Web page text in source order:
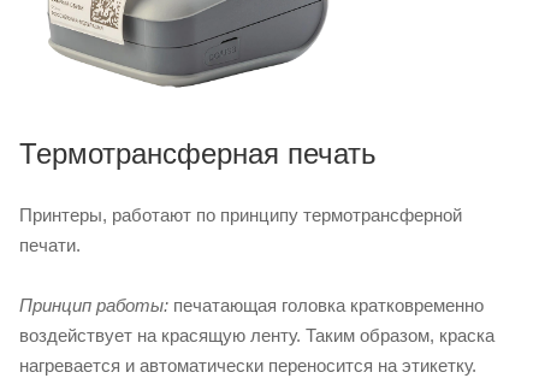
Термотрансферная печать
Принтеры, работают по принципу термотрансферной
печати.
Принцип работы: печатающая головка кратковременно
воздействует на красящую ленту. Таким образом, краска
нагревается и автоматически переносится на этикетку.